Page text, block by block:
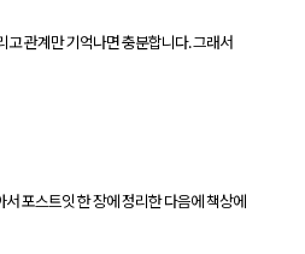
고 관계만 기억나면 충분합니다. 그래서
포스트잇 한 장에 정리한 다음에 책상에